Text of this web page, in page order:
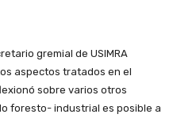
gremial de USIMRA
aspectos tratados en el
sobre varios otros
foresto- industrial es posible a